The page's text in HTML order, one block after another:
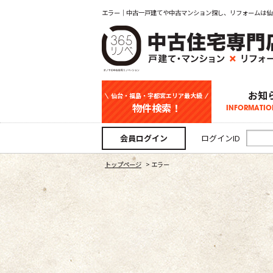
エラー｜中古一戸建てや中古マンション探し、リフォームは
仙台・福島・宇都宮エリア最大級
物件検索！
中古一戸建て
マンション
新築一戸建て
土地
事業用
お知
お知
仙台エリ
福島エリ
宇都宮エリ
スタッ
会員ログイン ログインID
トップページ > エラー